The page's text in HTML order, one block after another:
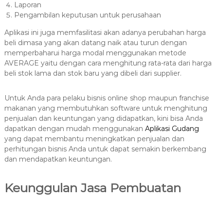
Laporan
Pengambilan keputusan untuk perusahaan
Aplikasi ini juga memfasilitasi akan adanya perubahan harga
beli dimasa yang akan datang naik atau turun dengan
memperbaharui harga modal menggunakan metode
AVERAGE yaitu dengan cara menghitung rata-rata dari harga
beli stok lama dan stok baru yang dibeli dari supplier.
Untuk Anda para pelaku bisnis online shop maupun franchise
makanan yang membutuhkan software untuk menghitung
penjualan dan keuntungan yang didapatkan, kini bisa Anda
dapatkan dengan mudah menggunakan Aplikasi Gudang
yang dapat membantu meningkatkan penjualan dan
perhitungan bisnis Anda untuk dapat semakin berkembang
dan mendapatkan keuntungan.
Keunggulan Jasa Pembuatan